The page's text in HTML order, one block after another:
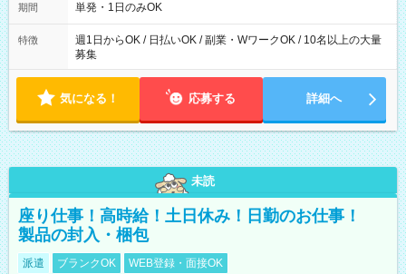
期間 単発・1日のみOK
特徴
週1日からOK / 日払いOK / 副業・WワークOK / 10名以上の大量
募集
気になる！ 応募する 詳細へ
未読
座り仕事！高時給！土日休み！日勤のお仕事！
製品の封入・梱包
派遣 ブランクOK WEB登録・面接OK